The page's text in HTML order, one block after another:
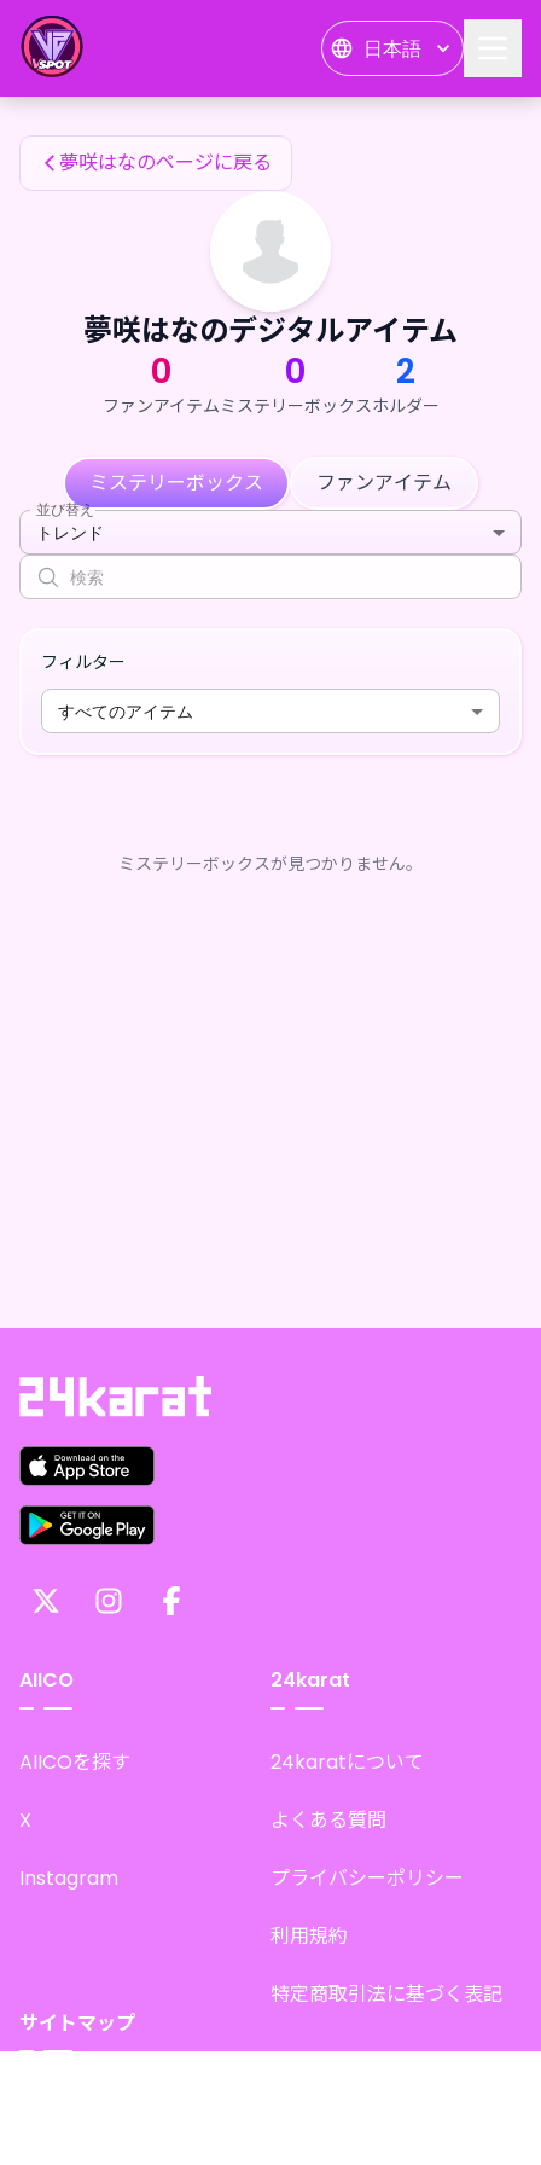
日本語
夢咲はなのファンアイテム
夢咲はなのページに戻る
夢咲はなのデジタルアイテム
0
ファンアイテム
0
ミステリーボックス
2
ホルダー
ミステリーボックス ファンアイテム
並び替え
トレンド
フィルター
すべてのアイテム
ミステリーボックスが見つかりません。
AIICO
AIICOを探す
X
Instagram
24karat
24karatについて
よくある質問
プライバシーポリシー
利用規約
特定商取引法に基づく表記
サイトマップ
夢咲はなのファンアイテム — 24karat